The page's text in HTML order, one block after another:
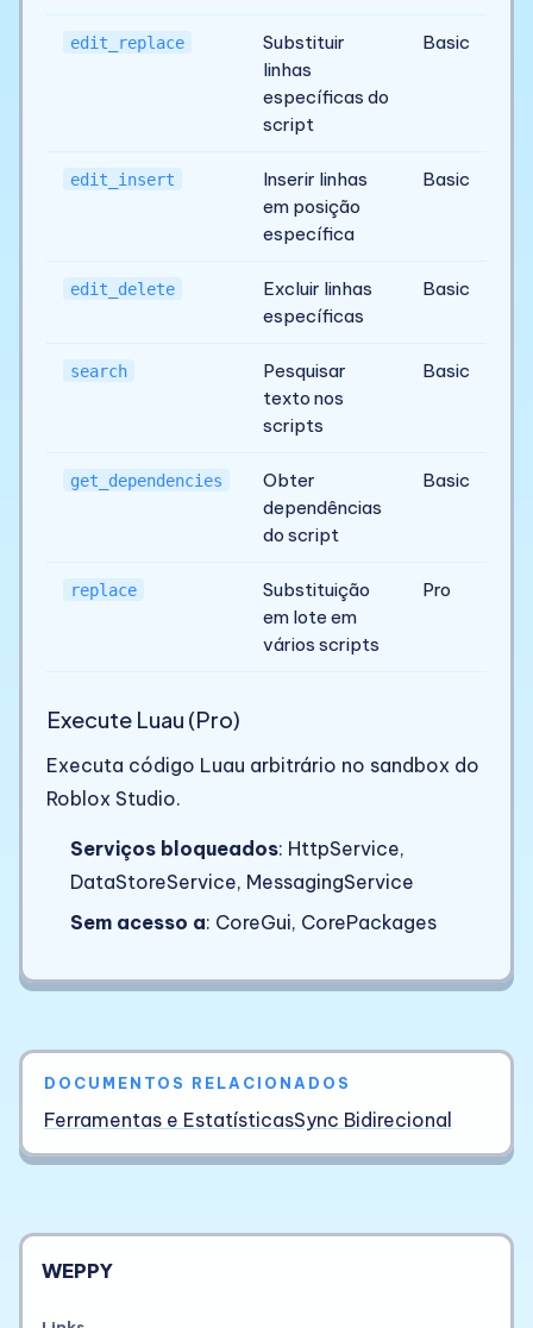
edit_replace
Substituir
linhas
específicas do
script
Basic
edit_insert
Inserir linhas
em posição
específica
Basic
edit_delete
Excluir linhas
específicas
Basic
search
Pesquisar
texto nos
scripts
Basic
get_dependencies
Obter
dependências
do script
Basic
replace
Substituição
em lote em
vários scripts
Pro
Execute Luau (Pro)
Executa código Luau arbitrário no sandbox do
Roblox Studio.
Serviços bloqueados: HttpService,
DataStoreService, MessagingService
Sem acesso a: CoreGui, CorePackages
DOCUMENTOS RELACIONADOS
Ferramentas e EstatísticasSync Bidirecional
WEPPY